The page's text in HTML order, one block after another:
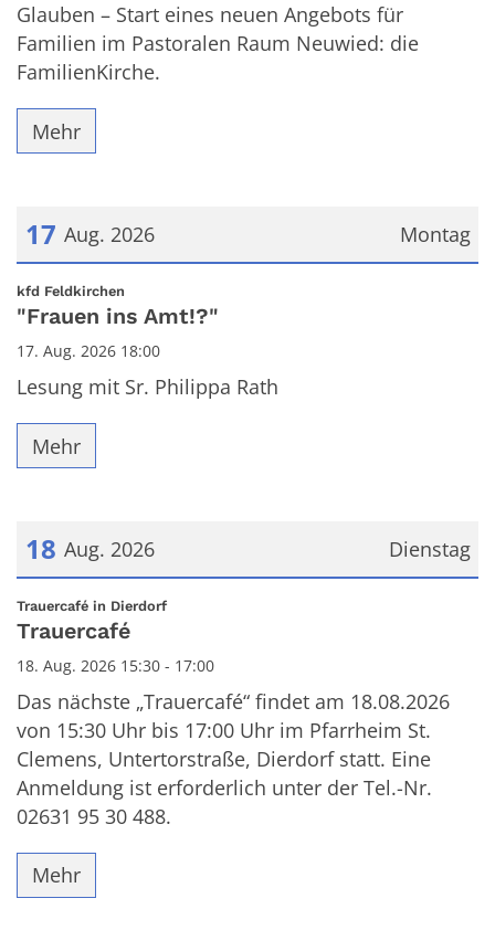
Glauben – Start eines neuen Angebots für
Familien im Pastoralen Raum Neuwied: die
FamilienKirche.
Mehr
Montag
17 Aug. 2026
Datum: 17. August 2026
kfd Feldkirchen
"Frauen ins Amt!?"
17. Aug. 2026 18:00
Lesung mit Sr. Philippa Rath
Mehr
Dienstag
18 Aug. 2026
Datum: 18. August 2026
Trauercafé in Dierdorf:
Trauercafé
18. Aug. 2026 15:30 - 17:00
Das nächste „Trauercafé“ findet am 18.08.2026
von 15:30 Uhr bis 17:00 Uhr im Pfarrheim St.
Clemens, Untertorstraße, Dierdorf statt. Eine
Anmeldung ist erforderlich unter der Tel.-Nr.
02631 95 30 488.
Mehr